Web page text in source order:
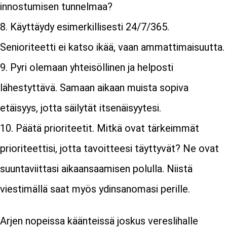
innostumisen tunnelmaa?
Käyttäydy esimerkillisesti 24/7/365.
Senioriteetti ei katso ikää, vaan ammattimaisuutta.
Pyri olemaan yhteisöllinen ja helposti
lähestyttävä. Samaan aikaan muista sopiva
etäisyys, jotta säilytät itsenäisyytesi.
Päätä prioriteetit. Mitkä ovat tärkeimmät
prioriteettisi, jotta tavoitteesi täyttyvät? Ne ovat
suuntaviittasi aikaansaamisen polulla. Niistä
viestimällä saat myös ydinsanomasi perille.
Arjen nopeissa käänteissä joskus vereslihalle